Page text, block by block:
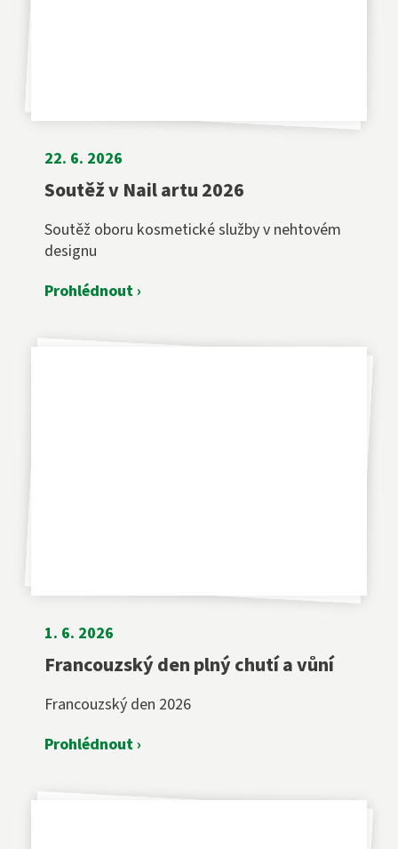
22. 6. 2026
Soutěž v Nail artu 2026
Soutěž oboru kosmetické služby v nehtovém
designu
Prohlédnout ›
1. 6. 2026
Francouzský den plný chutí a vůní
Francouzský den 2026
Prohlédnout ›